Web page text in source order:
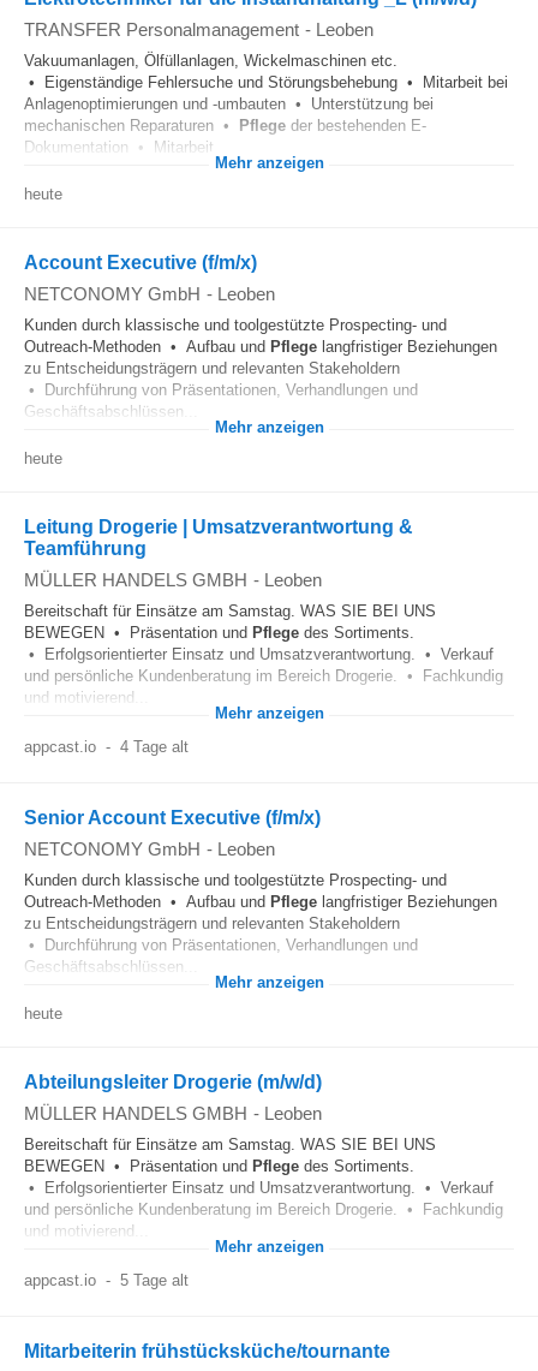
TRANSFER Personalmanagement - Leoben
Vakuumanlagen, Ölfüllanlagen, Wickelmaschinen etc.
• Eigenständige Fehlersuche und Störungsbehebung • Mitarbeit bei
Anlagenoptimierungen und -umbauten • Unterstützung bei
mechanischen Reparaturen • Pflege der bestehenden E-
Dokumentation • Mitarbeit...
Mehr anzeigen
heute
Account Executive (f/m/x)
NETCONOMY GmbH - Leoben
Kunden durch klassische und toolgestützte Prospecting- und
Outreach-Methoden • Aufbau und Pflege langfristiger Beziehungen
zu Entscheidungsträgern und relevanten Stakeholdern
• Durchführung von Präsentationen, Verhandlungen und
Geschäftsabschlüssen...
Mehr anzeigen
heute
Leitung Drogerie | Umsatzverantwortung &
Teamführung
MÜLLER HANDELS GMBH - Leoben
Bereitschaft für Einsätze am Samstag. WAS SIE BEI UNS
BEWEGEN • Präsentation und Pflege des Sortiments.
• Erfolgsorientierter Einsatz und Umsatzverantwortung. • Verkauf
und persönliche Kundenberatung im Bereich Drogerie. • Fachkundig
und motivierend...
Mehr anzeigen
appcast.io - 4 Tage alt
Senior Account Executive (f/m/x)
NETCONOMY GmbH - Leoben
Kunden durch klassische und toolgestützte Prospecting- und
Outreach-Methoden • Aufbau und Pflege langfristiger Beziehungen
zu Entscheidungsträgern und relevanten Stakeholdern
• Durchführung von Präsentationen, Verhandlungen und
Geschäftsabschlüssen...
Mehr anzeigen
heute
Abteilungsleiter Drogerie (m/w/d)
MÜLLER HANDELS GMBH - Leoben
Bereitschaft für Einsätze am Samstag. WAS SIE BEI UNS
BEWEGEN • Präsentation und Pflege des Sortiments.
• Erfolgsorientierter Einsatz und Umsatzverantwortung. • Verkauf
und persönliche Kundenberatung im Bereich Drogerie. • Fachkundig
und motivierend...
Mehr anzeigen
appcast.io - 5 Tage alt
Mitarbeiterin frühstücksküche/tournante